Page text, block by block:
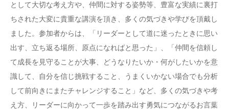
として大切な考え方や、仲間に対する姿勢等、豊富な実績に裏打
ちされた大変に貴重な講演を頂き、多くの気づきや学びを頂戴し
ました。参加者からは、「リーダーとして道に迷ったときに思い
出す、立ち返る場所、原点になればと思った」、「仲間を信頼し
て成長を見守ることが大事、どうなりたいか・何がしたいかを意
識して、自分を信じ挑戦すること、うまくいかない場合でも分析
して前向きにまたチャレンジすること」など、多くの気づきや考
え方、リーダーに向かって一歩を踏み出す勇気につながるお言葉